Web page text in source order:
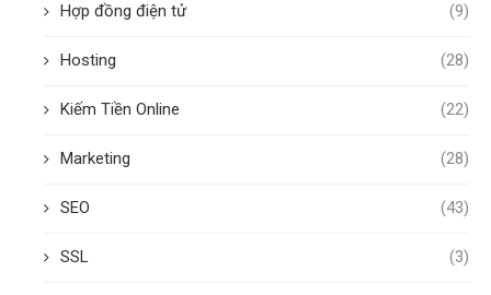
Hợp đồng điện tử (9)
Hosting (28)
Kiếm Tiền Online (22)
Marketing (28)
SEO (43)
SSL (3)